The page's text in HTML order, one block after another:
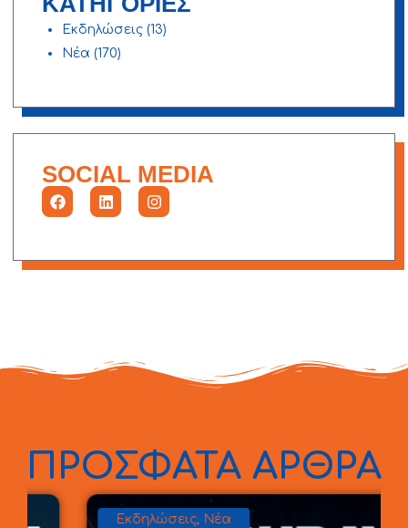
Εκδηλώσεις (13)
Νέα (170)
SOCIAL MEDIA
ΠΡΟΣΦΑΤΑ ΑΡΘΡΑ
Εκδηλώσεις,Νέα